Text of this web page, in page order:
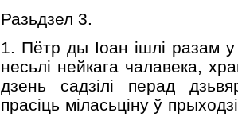
Разьдзел 3.
1. Пётр ды Іоан ішлі разам
несьлі нейкага чалавека,
дзень садзілі перад
прасіць міласьціну ў